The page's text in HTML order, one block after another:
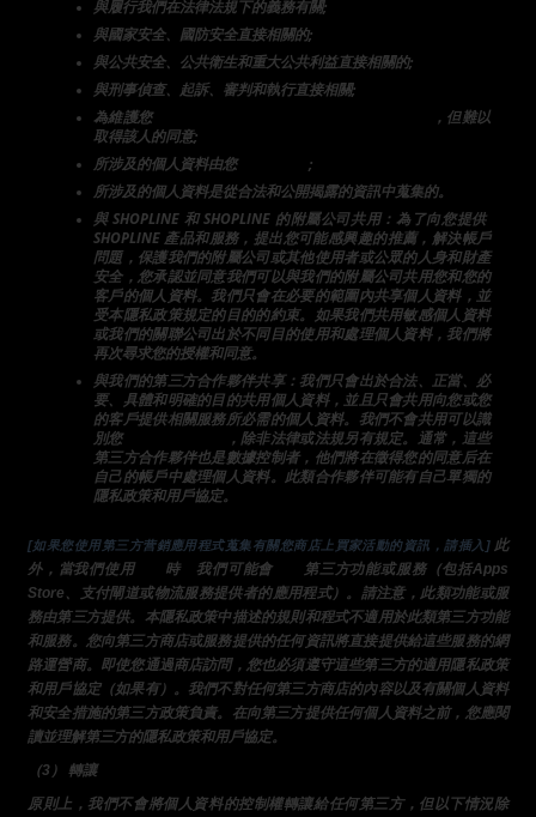
與履行我們在法律法規下的義務有關;
與國家安全、國防安全直接相關的;
與公共安全、公共衛生和重大公共利益直接相關的;
與刑事偵查、起訴、審判和執行直接相關;
為維護您或任何其他人的生命、財產等重大合法權益
，但難以
取得該人的同意;
所涉及的個人資料由您向公眾揭露 ;
所涉及的個人資料是從合法和公開揭露的資訊中蒐集的。
與 SHOPLINE 和 SHOPLINE 的附屬公司共用：為了向您提供
SHOPLINE 產品和服務，提出您可能感興趣的推薦，解決帳戶
問題，保護我們的附屬公司或其他使用者或公眾的人身和財產
安全，您承認並同意我們可以與我們的附屬公司共用您和您的
客戶的個人資料。我們只會在必要的範圍內共享個人資料，並
受本隱私政策規定的目的的約束。如果我們共用敏感個人資料
或我們的關聯公司出於不同目的使用和處理個人資料，我們將
再次尋求您的授權和同意。
與我們的第三方合作夥伴共享：我們只會出於合法、正當、必
要、具體和明確的目的共用個人資料，並且只會共用向您或您
的客戶提供相關服務所必需的個人資料。我們不會共用可以識
別您身份的個人資料
，除非法律或法規另有規定。通常，這些
第三方合作夥伴也是數據控制者，他們將在徵得您的同意后在
自己的帳戶中處理個人資料。此類合作夥伴可能有自己單獨的
隱私政策和用戶協定。
[如果您使用第三方营銷應用程式蒐集有關您商店上買家活動的資訊，請插入] 此
外，當我們使用商店 時 我們可能會
第三方功能或服務（包括Apps
Store、支付閘道或物流服務提供者的應用程式）。請注意，此類功能或服
務由第三方提供。本隱私政策中描述的規則和程式不適用於此類第三方功能
和服務。您向第三方商店或服務提供的任何資訊將直接提供給這些服務的網
路運營商。即使您通過商店訪問，您也必須遵守這些第三方的適用隱私政策
和用戶協定（如果有）。我們不對任何第三方商店的內容以及有關個人資料
和安全措施的第三方政策負責。在向第三方提供任何個人資料之前，您應閱
讀並理解第三方的隱私政策和用戶協定。
（3） 轉讓
原則上，我們不會將個人資料的控制權轉讓給任何第三方，但以下情況除